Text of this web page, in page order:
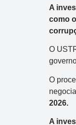
A
como
O
O
2026.
A